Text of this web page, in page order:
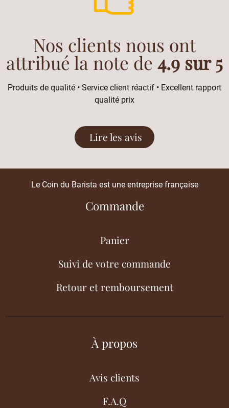
Nos clients nous ont
attribué la note de 4.9 sur 5
Produits de qualité • Service client réactif • Excellent rapport
qualité prix
Lire les avis
Le Coin du Barista est une entreprise française
Commande
Panier
Suivi de votre commande
Retour et remboursement
À propos
Avis clients
F.A.Q